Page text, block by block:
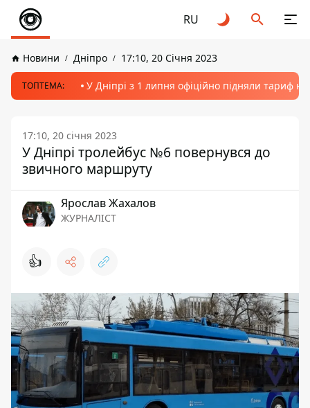
RU
Новини Дніпро 17:10, 20 Січня 2023
ТОПТЕМА: У Дніпрі з 1 липня офіційно підняли тариф
17:10, 20 січня 2023
У Дніпрі тролейбус №6 повернувся до
звичного маршруту
Ярослав Жахалов
ЖУРНАЛІСТ
👍